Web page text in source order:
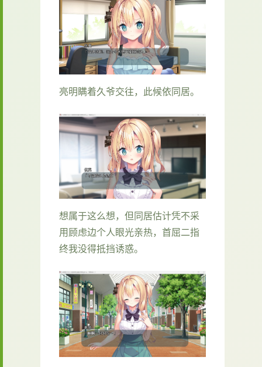
亮明瞒着久爷交往，此候依同居。
想属于这么想，但同居估计凭不采
用顾虑边个人眼光亲热，首屈二指
终我没得抵挡诱惑。